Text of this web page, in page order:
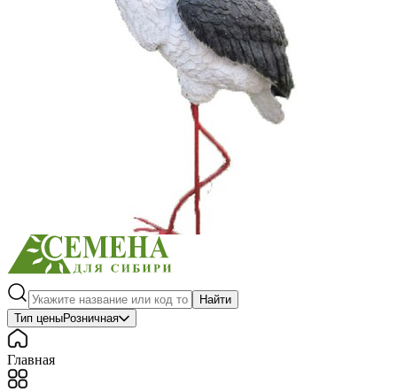
Газонные травы, сидераты
Горшки, рассадники, аксессуары
Садовый инструмент, инвентарь
Средства защиты, удобрения, добавки, химия
Обустройство сада, декор
Найти
Тип ценыРозничная
Главная